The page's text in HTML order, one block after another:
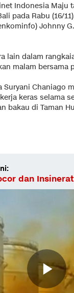
Indonesia Maju
pada Rabu (16/
Johnny
lain dalam
malam bersama
Suryani Chaniago
keras selama
bakau di Taman
dan